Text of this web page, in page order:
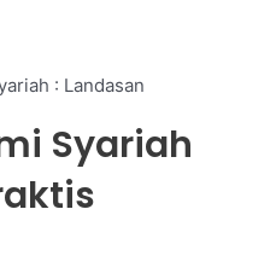
: Landasan
Syariah